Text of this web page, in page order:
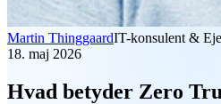
Martin ThinggaardIT-konsulent &
18. maj 2026
Hvad betyder Zero